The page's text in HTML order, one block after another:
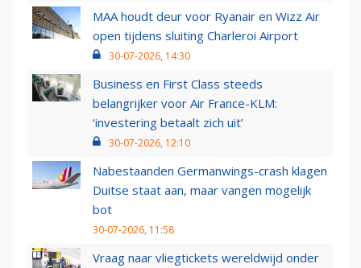
MAA houdt deur voor Ryanair en Wizz Air
open tijdens sluiting Charleroi Airport
30-07-2026, 14:30
Business en First Class steeds
belangrijker voor Air France-KLM:
‘investering betaalt zich uit’
30-07-2026, 12:10
Nabestaanden Germanwings-crash klagen
Duitse staat aan, maar vangen mogelijk
bot
30-07-2026, 11:58
Vraag naar vliegtickets wereldwijd onder